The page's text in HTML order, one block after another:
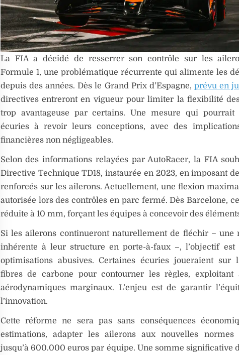
La FIA a décidé de resserrer son contrôle sur les
Formule 1, une problématique récurrente qui alimente les
depuis des années. Dès le Grand Prix d’Espagne,prévu en
directives entreront en vigueur pour limiter la flexibilité
trop avantageuse par certains. Une mesure qui pourrait
écuries à revoir leurs conceptions, avec des
financières non négligeables.
Selon des informations relayées par AutoRacer, la FIA
Directive Technique TD18, instaurée en 2023, en imposant
renforcés sur les ailerons. Actuellement, une flexion
autorisée lors des contrôles en parc fermé. Dès Barcelone,
réduite à 10 mm, forçant les équipes à concevoir des
Si les ailerons continueront naturellement de fléchir – une
inhérente à leur structure en porte-à-faux –, l’objectif est
optimisations abusives. Certaines écuries joueraient sur
fibres de carbone pour contourner les règles, exploitant
aérodynamiques marginaux. L’enjeu est de garantir
l’innovation.
Cette réforme ne sera pas sans conséquences
estimations, adapter les ailerons aux nouvelles normes
jusqu’à 600.000 euros par équipe. Une somme significative